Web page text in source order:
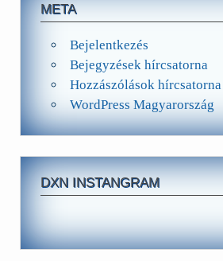
META
Bejelentkezés
Bejegyzések hírcsatorna
Hozzászólások hírcsatorna
WordPress Magyarország
DXN INSTANGRAM